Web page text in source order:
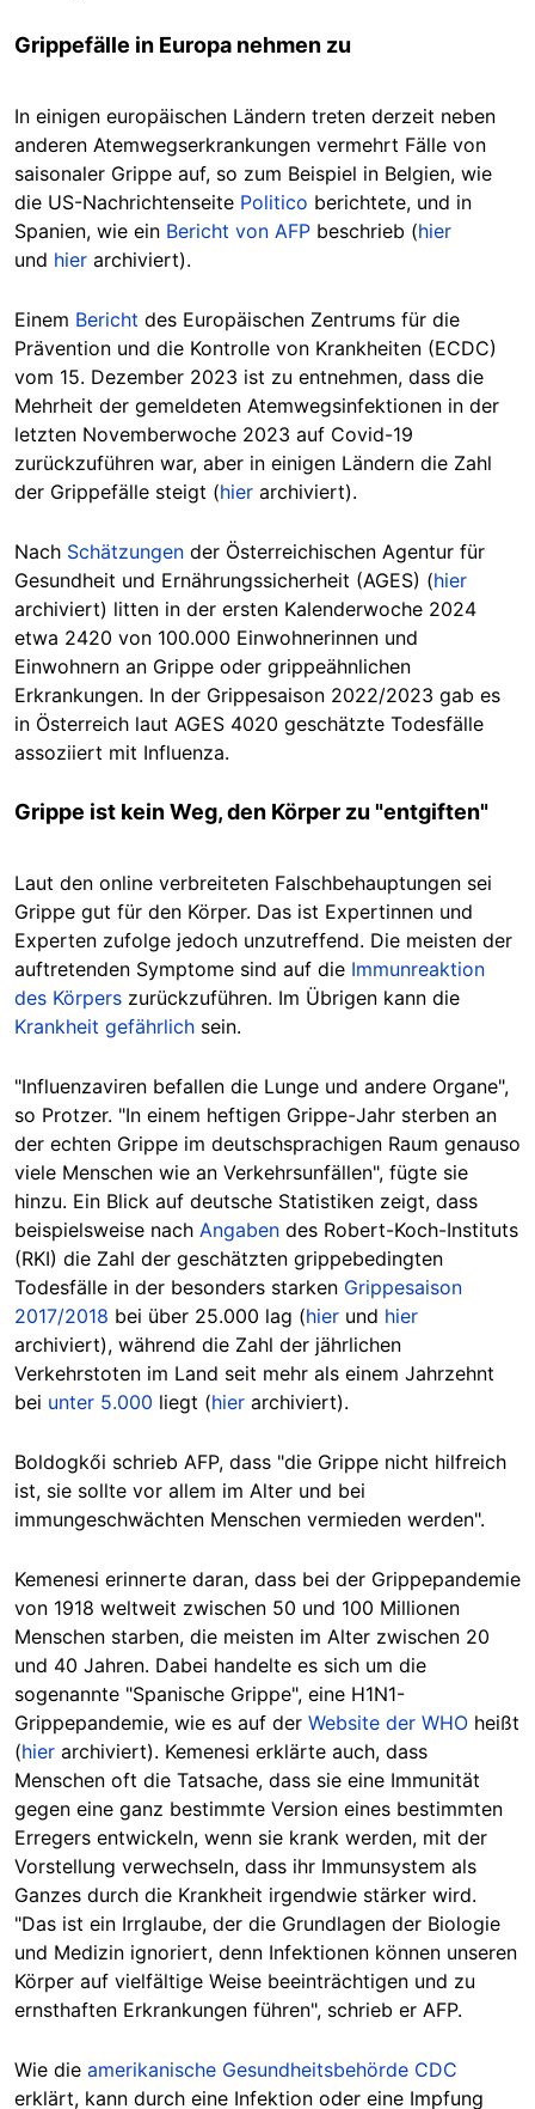
Grippefälle in Europa nehmen zu
In einigen europäischen Ländern treten derzeit neben
anderen Atemwegserkrankungen vermehrt Fälle von
saisonaler Grippe auf, so zum Beispiel in Belgien, wie
die US-Nachrichtenseite Politico berichtete, und in
Spanien, wie ein Bericht von AFP beschrieb (hier
und hier archiviert).
Einem Bericht des Europäischen Zentrums für die
Prävention und die Kontrolle von Krankheiten (ECDC)
vom 15. Dezember 2023 ist zu entnehmen, dass die
Mehrheit der gemeldeten Atemwegsinfektionen in der
letzten Novemberwoche 2023 auf Covid-19
zurückzuführen war, aber in einigen Ländern die Zahl
der Grippefälle steigt (hier archiviert).
Nach Schätzungen der Österreichischen Agentur für
Gesundheit und Ernährungssicherheit (AGES) (hier
archiviert) litten in der ersten Kalenderwoche 2024
etwa 2420 von 100.000 Einwohnerinnen und
Einwohnern an Grippe oder grippeähnlichen
Erkrankungen. In der Grippesaison 2022/2023 gab es
in Österreich laut AGES 4020 geschätzte Todesfälle
assoziiert mit Influenza.
Grippe ist kein Weg, den Körper zu "entgiften"
Laut den online verbreiteten Falschbehauptungen sei
Grippe gut für den Körper. Das ist Expertinnen und
Experten zufolge jedoch unzutreffend. Die meisten der
auftretenden Symptome sind auf die Immunreaktion
des Körpers zurückzuführen. Im Übrigen kann die
Krankheit gefährlich sein.
"Influenzaviren befallen die Lunge und andere Organe",
so Protzer. "In einem heftigen Grippe-Jahr sterben an
der echten Grippe im deutschsprachigen Raum genauso
viele Menschen wie an Verkehrsunfällen", fügte sie
hinzu. Ein Blick auf deutsche Statistiken zeigt, dass
beispielsweise nach Angaben des Robert-Koch-Instituts
(RKI) die Zahl der geschätzten grippebedingten
Todesfälle in der besonders starken Grippesaison
2017/2018 bei über 25.000 lag (hier und hier
archiviert), während die Zahl der jährlichen
Verkehrstoten im Land seit mehr als einem Jahrzehnt
bei unter 5.000 liegt (hier archiviert).
Boldogkői schrieb AFP, dass "die Grippe nicht hilfreich
ist, sie sollte vor allem im Alter und bei
immungeschwächten Menschen vermieden werden".
Kemenesi erinnerte daran, dass bei der Grippepandemie
von 1918 weltweit zwischen 50 und 100 Millionen
Menschen starben, die meisten im Alter zwischen 20
und 40 Jahren. Dabei handelte es sich um die
sogenannte "Spanische Grippe", eine H1N1-
Grippepandemie, wie es auf der Website der WHO heißt
(hier archiviert). Kemenesi erklärte auch, dass
Menschen oft die Tatsache, dass sie eine Immunität
gegen eine ganz bestimmte Version eines bestimmten
Erregers entwickeln, wenn sie krank werden, mit der
Vorstellung verwechseln, dass ihr Immunsystem als
Ganzes durch die Krankheit irgendwie stärker wird.
"Das ist ein Irrglaube, der die Grundlagen der Biologie
und Medizin ignoriert, denn Infektionen können unseren
Körper auf vielfältige Weise beeinträchtigen und zu
ernsthaften Erkrankungen führen", schrieb er AFP.
Wie die amerikanische Gesundheitsbehörde CDC
erklärt, kann durch eine Infektion oder eine Impfung